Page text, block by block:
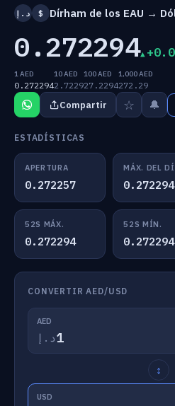
د.إ $ Dírham de los EAU →
0.272294
1 AED
0.272294
10 AED
2.7229
100 AED
27.2294
1,000 AED
272.29
Compartir ☆ 🔔
ESTADÍSTICAS
APERTURA
0.272257
MÁX. DEL
0.272294
52S MÁX.
0.272294
52S MÍN.
0.272294
CONVERTIR AED/USD
AED
د.إ
↕
USD